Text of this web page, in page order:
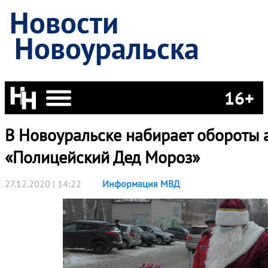
Новости
Новоуральска
16+
В Новоуральске набирает обороты
«Полицейский Дед Мороз»
27.12.2020 | 14:22 Информация МВД